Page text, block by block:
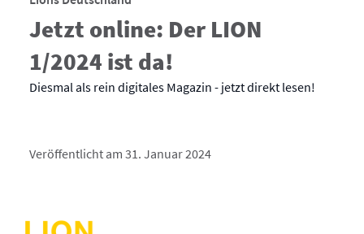
Jetzt online: Der LION
1/2024 ist da!
Diesmal als rein digitales Magazin - jetzt direkt lesen!
Veröffentlicht am 31. Januar 2024